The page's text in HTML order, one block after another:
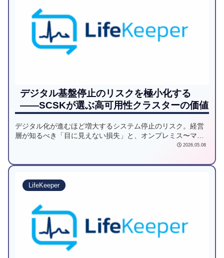
デジタル基盤停止のリスクを極小化する
——SCSKが選ぶ高可用性クラスターの価値
デジタル化が進むほど増大するシステム停止のリスク。経営
層が知るべき「目に見えない損失」と、オンプレミス〜マル
チクラウドに対応するLifeKeeperによる高可用性環境構築の
2026.05.08
LifeKeeper